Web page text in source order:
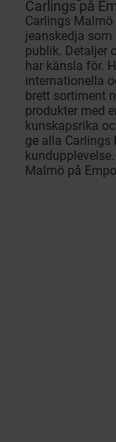
Carlings på
Carlings
jeanskedja
publik. Detaljer
har känsla för.
internationella
brett sortiment
produkter med
kunskapsrika
ge alla Carlings
Malmö på